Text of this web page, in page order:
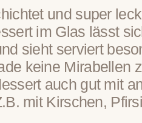
und super
im Glas lässt
sieht serviert
keine Mirabellen
auch gut mit
mit Kirschen,